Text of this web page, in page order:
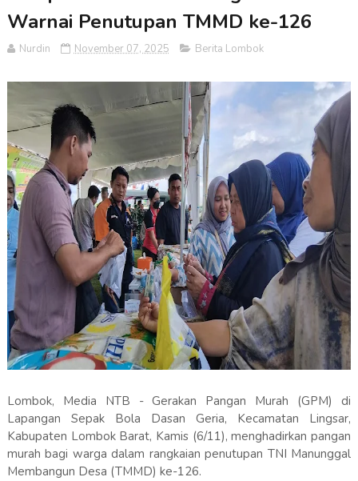
Warnai Penutupan TMMD ke-126
Nurdin November 07, 2025 Berita Lombok
Lombok, Media NTB - Gerakan Pangan Murah (GPM) di
Lapangan Sepak Bola Dasan Geria, Kecamatan Lingsar,
Kabupaten Lombok Barat, Kamis (6/11), menghadirkan pangan
murah bagi warga dalam rangkaian penutupan TNI Manunggal
Membangun Desa (TMMD) ke-126.